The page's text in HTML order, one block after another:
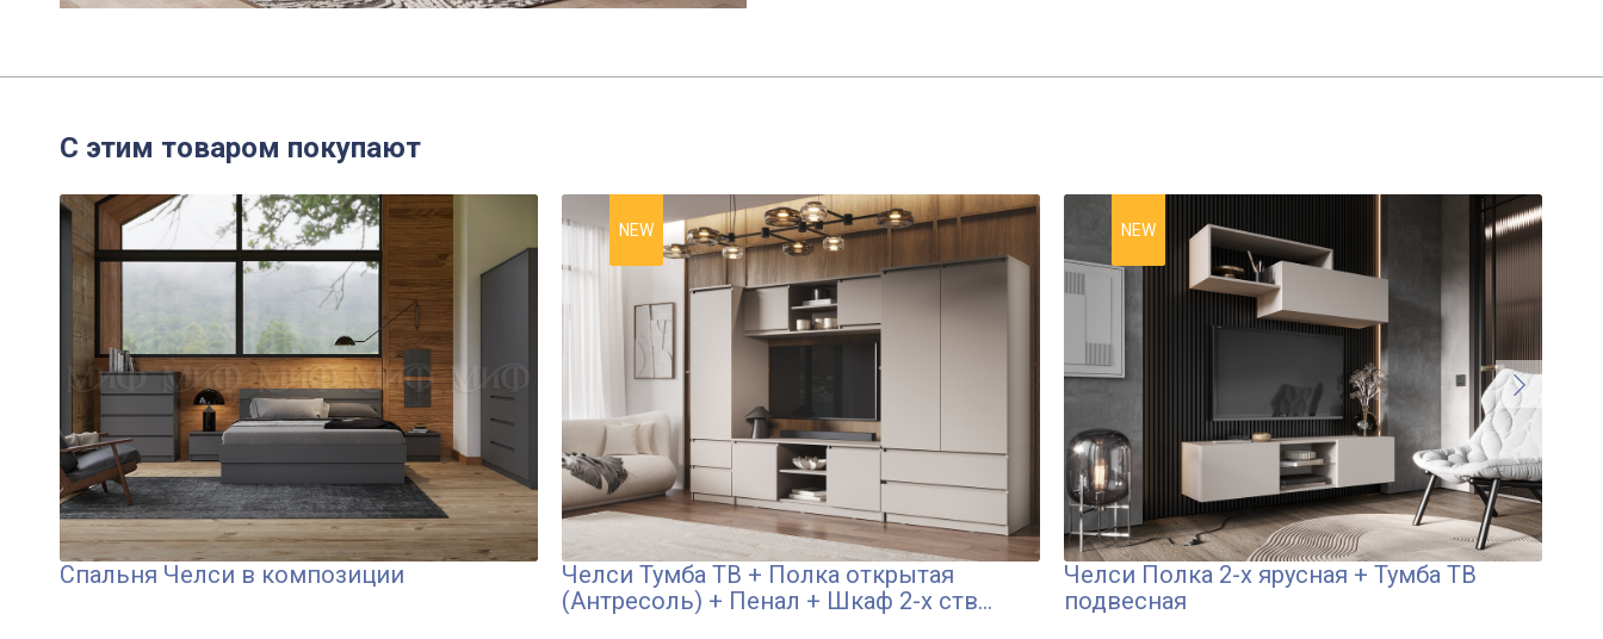
С этим товаром покупают
Спальня Челси в композиции
NEW
Челси Тумба ТВ + Полка открытая
(Антресоль) + Пенал + Шкаф 2-х ств
NEW
Челси Полка 2-х ярусная + Тумба ТВ
подвесная